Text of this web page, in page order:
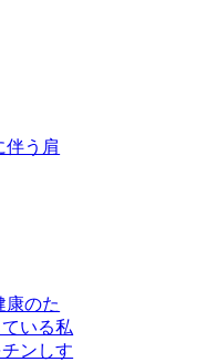
伴う肩
康のた
いる私
ンしす